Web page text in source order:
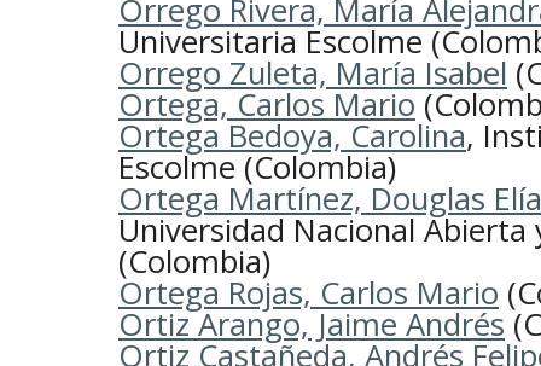
Orrego Rivera, María
Universitaria Escolme
Orrego Zuleta, María Isabel
Ortega, Carlos Mario
Ortega Bedoya, Carolina,
Escolme (Colombia)
Ortega Martínez, Douglas
Universidad Nacional Abierta
(Colombia)
Ortega Rojas, Carlos Mario
Ortiz Arango, Jaime Andrés
Ortiz Castañeda, Andrés